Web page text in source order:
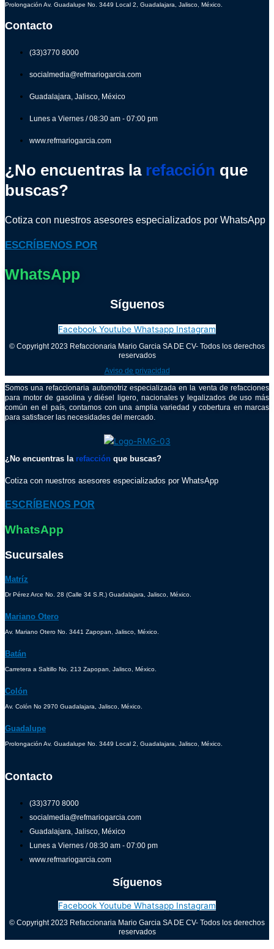
Prolongación Av. Guadalupe No. 3449 Local 2, Guadalajara, Jalisco, México.
Contacto
(33)3770 8000
socialmedia@refmariogarcia.com
Guadalajara, Jalisco, México
Lunes a Viernes / 08:30 am - 07:00 pm
www.refmariogarcia.com
¿No encuentras la refacción que
buscas?
Cotiza con nuestros asesores especializados por WhatsApp
ESCRÍBENOS POR
WhatsApp
Síguenos
Facebook Youtube Whatsapp Instagram
© Copyright 2023 Refaccionaria Mario Garcia SA DE CV- Todos los derechos
reservados
Aviso de privacidad
Somos una refaccionaria automotriz especializada en la venta de refacciones
para motor de gasolina y diésel ligero, nacionales y legalizados de uso más
común en el país, contamos con una amplia variedad y cobertura en marcas
para satisfacer las necesidades del mercado.
¿No encuentras la refacción que buscas?
Cotiza con nuestros asesores especializados por WhatsApp
ESCRÍBENOS POR
WhatsApp
Sucursales
Matríz
Dr Pérez Arce No. 28 (Calle 34 S.R.) Guadalajara, Jalisco, México.
Mariano Otero
Av. Mariano Otero No. 3441 Zapopan, Jalisco, México.
Batán
Carretera a Saltillo No. 213 Zapopan, Jalisco, México.
Colón
Av. Colón No 2970 Guadalajara, Jalisco, México.
Guadalupe
Prolongación Av. Guadalupe No. 3449 Local 2, Guadalajara, Jalisco, México.
Contacto
(33)3770 8000
socialmedia@refmariogarcia.com
Guadalajara, Jalisco, México
Lunes a Viernes / 08:30 am - 07:00 pm
www.refmariogarcia.com
Síguenos
Facebook Youtube Whatsapp Instagram
© Copyright 2023 Refaccionaria Mario Garcia SA DE CV- Todos los derechos
reservados